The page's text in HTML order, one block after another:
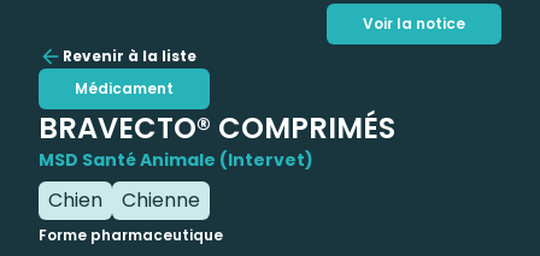
Revenir à la liste
Médicament
BRAVECTO® COMPRIMÉS
MSD Santé Animale (Intervet)
Chien Chienne
Forme pharmaceutique
Voir la notice